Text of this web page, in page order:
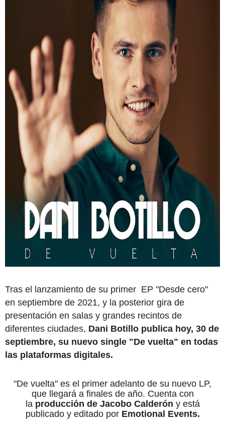
Tras el lanzamiento de su primer EP "Desde cero"
en septiembre de 2021, y la posterior gira de
presentación en salas y grandes recintos de
diferentes ciudades, Dani Botillo publica hoy, 30 de
septiembre, su nuevo single "De vuelta" en todas
las plataformas digitales.
"De vuelta" es el primer adelanto de su nuevo LP,
que llegará a finales de año. Cuenta con
la producción de Jacobo Calderón y está
publicado y editado por Emotional Events.